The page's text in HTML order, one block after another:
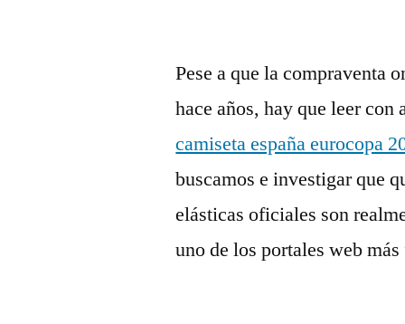
Pese a que la compraventa
hace años, hay que leer
camiseta españa eurocopa
buscamos e investigar que
elásticas oficiales son
uno de los portales web